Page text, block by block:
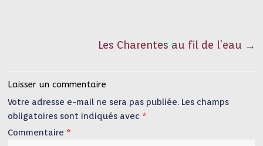
Les Charentes au fil de l’eau →
Laisser un commentaire
Votre adresse e-mail ne sera pas publiée. Les champs
obligatoires sont indiqués avec *
Commentaire *